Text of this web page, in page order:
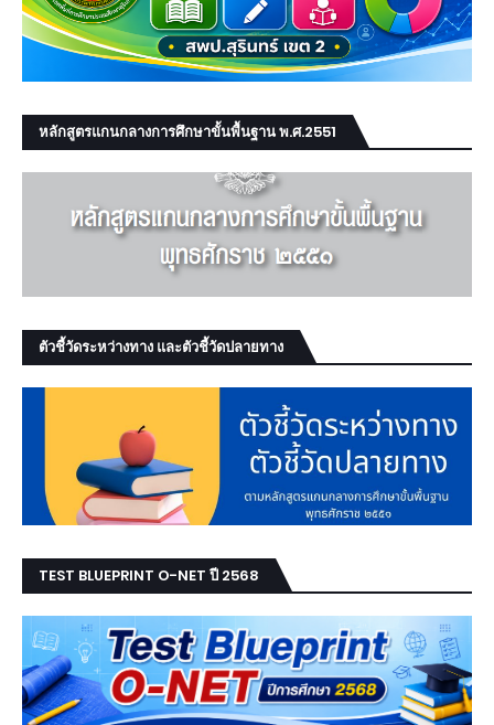
หลักสูตรแกนกลางการศึกษาขั้นพื้นฐาน พ.ศ.2551
ตัวชี้วัดระหว่างทาง และตัวชี้วัดปลายทาง
TEST BLUEPRINT O-NET ปี 2568